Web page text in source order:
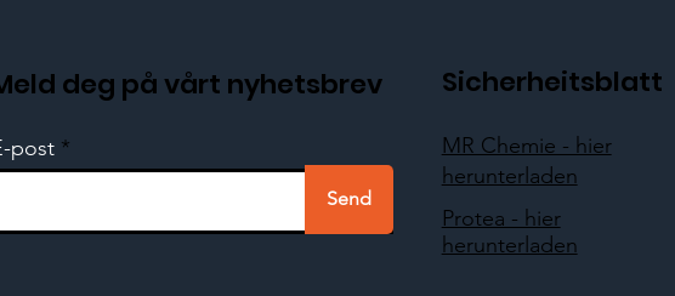
Sicherheitsblatt
MR Chemie - hier
herunterladen
Protea - hier
herunterladen
deg på vårt nyhetsbrev
post
Send